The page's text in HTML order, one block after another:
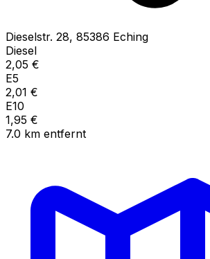
Dieselstr. 28, 85386 Eching
Diesel
2,05 €
E5
2,01 €
E10
1,95 €
7.0 km entfernt